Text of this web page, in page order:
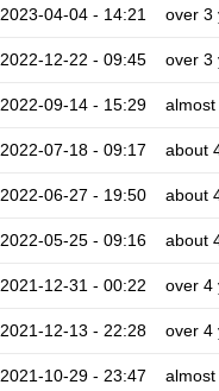
2023-04-04 - 14:21 over 3
2022-12-22 - 09:45 over 3
2022-09-14 - 15:29
2022-07-18 - 09:17 about
2022-06-27 - 19:50 about
2022-05-25 - 09:16 about
2021-12-31 - 00:22 over 4
2021-12-13 - 22:28 over 4
2021-10-29 - 23:47